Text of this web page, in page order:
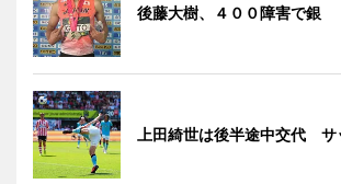
後藤大樹、４００障害で銀
上田綺世は後半途中交代 サ